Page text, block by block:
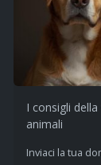
I consigli
animali
Inviaci la tua